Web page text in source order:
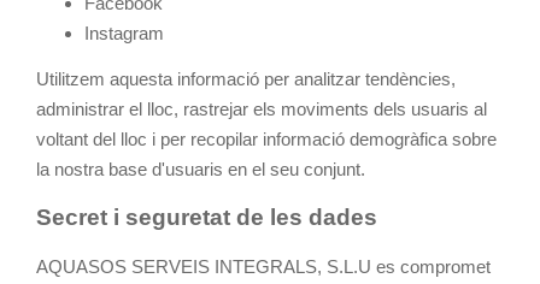
Instagram
Utilitzem aquesta informació per analitzar tendències,
administrar el lloc, rastrejar els moviments dels usuaris al
voltant del lloc i per recopilar informació demogràfica sobre
la nostra base d'usuaris en el seu conjunt.
Secret i seguretat de les dades
AQUASOS SERVEIS INTEGRALS, S.L.U es compromet